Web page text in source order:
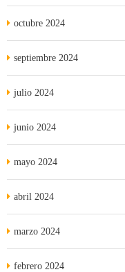
octubre 2024
septiembre 2024
julio 2024
junio 2024
mayo 2024
abril 2024
marzo 2024
febrero 2024